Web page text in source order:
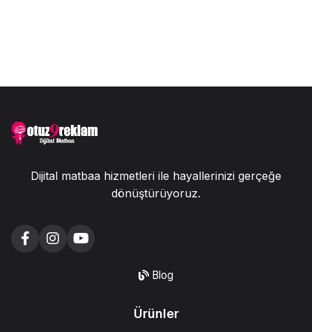
Dijital matbaa hizmetleri ile hayallerinizi gerçeğe
dönüştürüyoruz.
Blog
Ürünler